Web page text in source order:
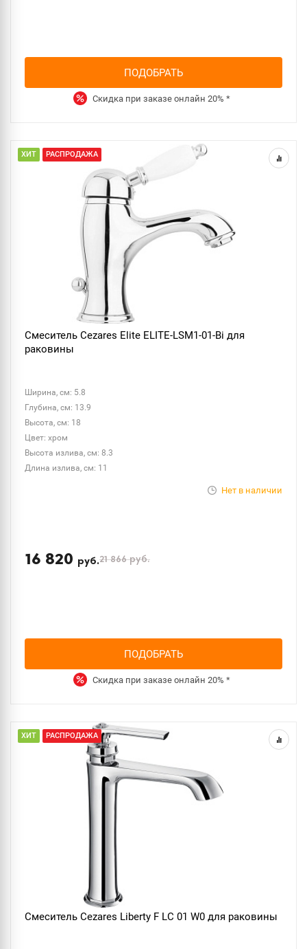
ПОДОБРАТЬ
Скидка при заказе онлайн 20% *
ХИТ РАСПРОДАЖА
Смеситель Cezares Elite ELITE-LSM1-01-Bi для
раковины
Ширина, см: 5.8
Глубина, см: 13.9
Высота, см: 18
Цвет: хром
Высота излива, см: 8.3
Длина излива, см: 11
Нет в наличии
16 820 руб.21 866руб.
ПОДОБРАТЬ
Скидка при заказе онлайн 20% *
ХИТ РАСПРОДАЖА
Смеситель Cezares Liberty F LC 01 W0 для раковины